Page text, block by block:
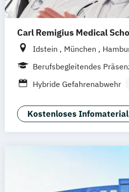
Carl Remigius Medical
Idstein München
Frankfurt am Main
Heidelberg
Berufsbegleitendes
Hybride Gefahrenabwehr
in der Pädiatrie
Krisen- und
Kostenloses Infomaterial